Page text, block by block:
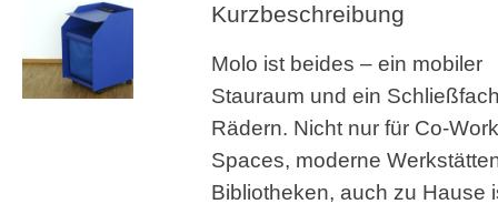
Kurzbeschreibung
Molo ist beides – ein mobiler
Stauraum und ein
Rädern. Nicht nur für Co-
Spaces, moderne
Bibliotheken, auch zu Hause